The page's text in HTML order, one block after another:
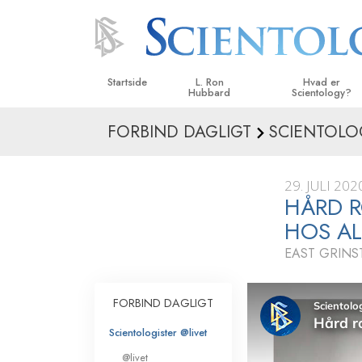
Startside L. Ron
Hubbard
Hvad er
Scientology?
Anskuelser og
Hvad scientologer
om Scientology
Mød en scientolog
De
i Scientology
FORBIND DAGLIGT
29. JULI
HÅRD
HOS
EAST
FORBIND DAGLIGT
Scientologister @livet
@livet